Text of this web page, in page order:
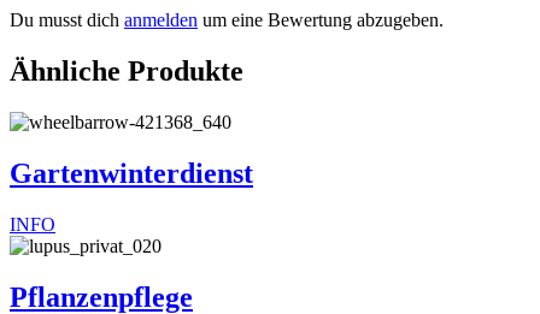
Du musst dich anmelden um eine Bewertung abzugeben.
Ähnliche Produkte
Gartenwinterdienst
INFO
Pflanzenpflege